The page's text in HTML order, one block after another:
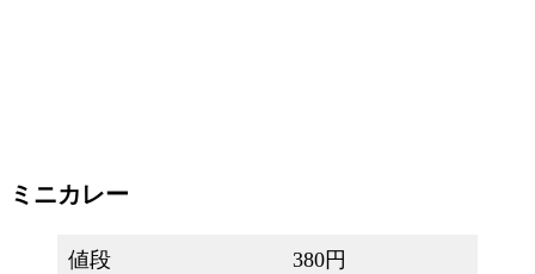
ミニカレー
値段 380円